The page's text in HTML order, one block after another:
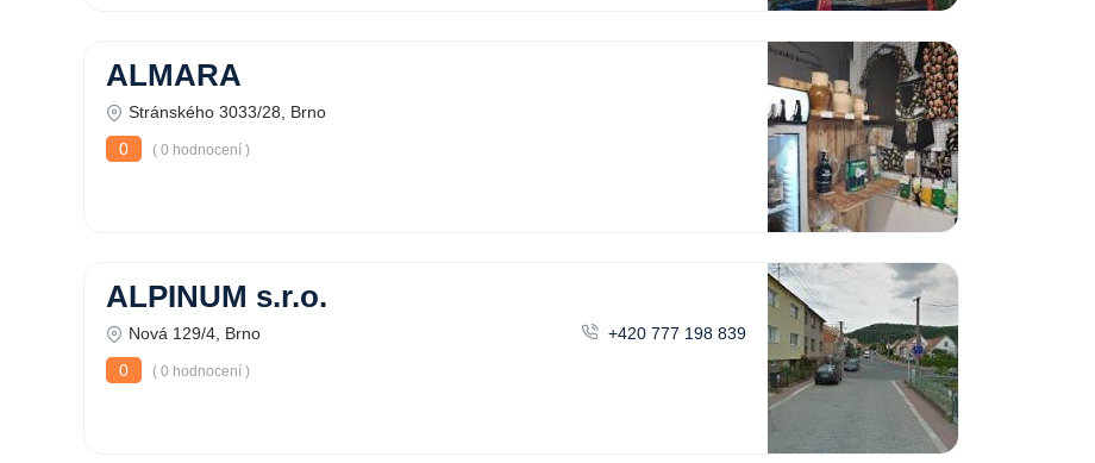
ALMARA
Stránského 3033/28, Brno
0
( 0 hodnocení )
ALPINUM s.r.o.
Nová 129/4, Brno
+420 777 198 839
0
( 0 hodnocení )